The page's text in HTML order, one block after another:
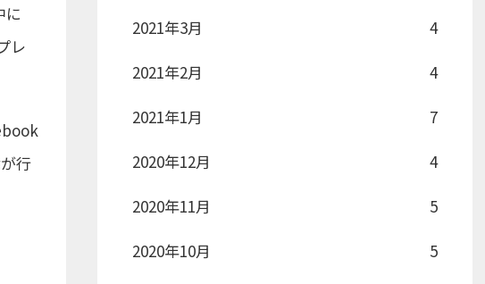
に
レ
行
2021年3月
4
2021年2月
4
2021年1月
7
2020年12月
4
2020年11月
5
2020年10月
5